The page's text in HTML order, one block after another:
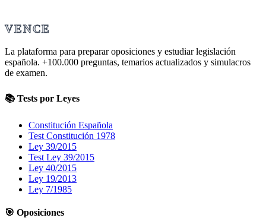
VENCE
La plataforma para preparar oposiciones y estudiar legislación
española. +100.000 preguntas, temarios actualizados y simulacros
de examen.
📚 Tests por Leyes
Constitución Española
Test Constitución 1978
Ley 39/2015
Test Ley 39/2015
Ley 40/2015
Ley 19/2013
Ley 7/1985
🎯 Oposiciones